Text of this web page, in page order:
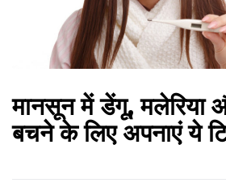
मानसून में डेंगू, मलेरिया
बचने के लिए अपनाएं ये